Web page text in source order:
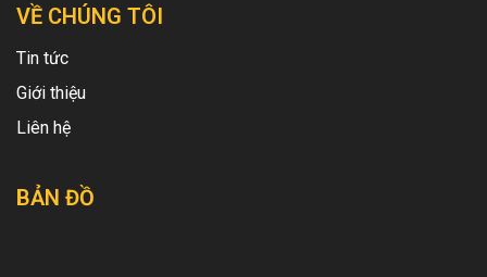
VỀ CHÚNG TÔI
Tin tức
Giới thiệu
Liên hệ
BẢN ĐỒ